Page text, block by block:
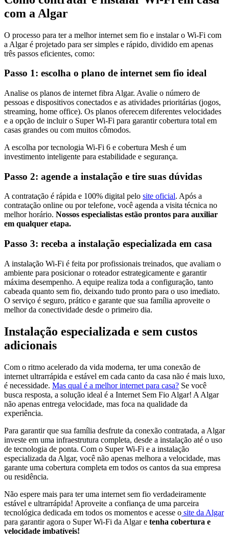
com a Algar
O processo para ter a melhor internet sem fio e instalar o Wi-Fi com
a Algar é projetado para ser simples e rápido, dividido em apenas
três passos eficientes, como:
Passo 1: escolha o plano de internet sem fio ideal
Analise os planos de internet fibra Algar. Avalie o número de
pessoas e dispositivos conectados e as atividades prioritárias (jogos,
streaming, home office). Os planos oferecem diferentes velocidades
e a opção de incluir o Super Wi-Fi para garantir cobertura total em
casas grandes ou com muitos cômodos.
A escolha por tecnologia Wi-Fi 6 e cobertura Mesh é um
investimento inteligente para estabilidade e segurança.
Passo 2: agende a instalação e tire suas dúvidas
A contratação é rápida e 100% digital pelo site oficial. Após a
contratação online ou por telefone, você agenda a visita técnica no
melhor horário. Nossos especialistas estão prontos para auxiliar
em qualquer etapa.
Passo 3: receba a instalação especializada em casa
A instalação Wi-Fi é feita por profissionais treinados, que avaliam o
ambiente para posicionar o roteador estrategicamente e garantir
máxima desempenho. A equipe realiza toda a configuração, tanto
cabeada quanto sem fio, deixando tudo pronto para o uso imediato.
O serviço é seguro, prático e garante que sua família aproveite o
melhor da conectividade desde o primeiro dia.
Instalação especializada e sem custos
adicionais
Com o ritmo acelerado da vida moderna, ter uma conexão de
internet ultrarrápida e estável em cada canto da casa não é mais luxo,
é necessidade. Mas qual é a melhor internet para casa? Se você
busca resposta, a solução ideal é a Internet Sem Fio Algar! A Algar
não apenas entrega velocidade, mas foca na qualidade da
experiência.
Para garantir que sua família desfrute da conexão contratada, a Algar
investe em uma infraestrutura completa, desde a instalação até o uso
de tecnologia de ponta. Com o Super Wi-Fi e a instalação
especializada da Algar, você não apenas melhora a velocidade, mas
garante uma cobertura completa em todos os cantos da sua empresa
ou residência.
Não espere mais para ter uma internet sem fio verdadeiramente
estável e ultrarrápida! Aproveite a confiança de uma parceira
tecnológica dedicada em todos os momentos e acesse o site da Algar
para garantir agora o Super Wi-Fi da Algar e tenha cobertura e
velocidade imbatíveis!